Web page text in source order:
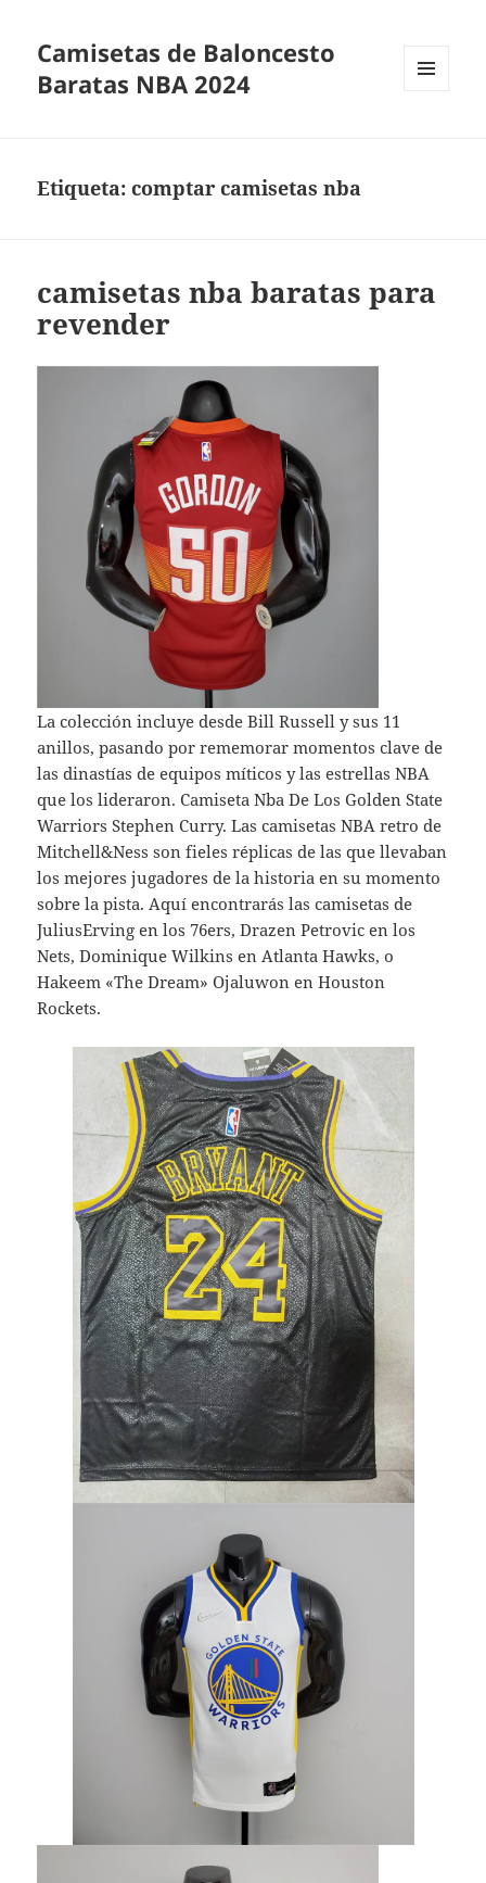
Camisetas de Baloncesto
Baratas NBA 2024
Etiqueta:comptar camisetas nba
camisetas nba baratas para
revender
La colección incluye desde Bill Russell y sus 11
anillos, pasando por rememorar momentos clave de
las dinastías de equipos míticos y las estrellas NBA
que los lideraron. Camiseta Nba De Los Golden State
Warriors Stephen Curry. Las camisetas NBA retro de
Mitchell&Ness son fieles réplicas de las que llevaban
los mejores jugadores de la historia en su momento
sobre la pista. Aquí encontrarás las camisetas de
JuliusErving en los 76ers, Drazen Petrovic en los
Nets, Dominique Wilkins en Atlanta Hawks, o
Hakeem «The Dream» Ojaluwon en Houston
Rockets.